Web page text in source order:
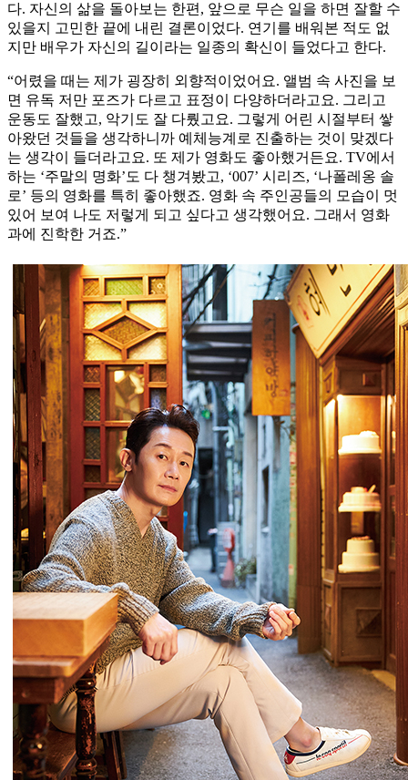
다. 자신의 삶을 돌아보는 한편, 앞으로 무슨 일을 하면 잘할 수
있을지 고민한 끝에 내린 결론이었다. 연기를 배워본 적도 없
지만 배우가 자신의 길이라는 일종의 확신이 들었다고 한다.
“어렸을 때는 제가 굉장히 외향적이었어요. 앨범 속 사진을 보
면 유독 저만 포즈가 다르고 표정이 다양하더라고요. 그리고
운동도 잘했고, 악기도 잘 다뤘고요. 그렇게 어린 시절부터 쌓
아왔던 것들을 생각하니까 예체능계로 진출하는 것이 맞겠다
는 생각이 들더라고요. 또 제가 영화도 좋아했거든요. TV에서
하는 ‘주말의 명화’도 다 챙겨봤고, ‘007’ 시리즈, ‘나폴레옹 솔
로’ 등의 영화를 특히 좋아했죠. 영화 속 주인공들의 모습이 멋
있어 보여 나도 저렇게 되고 싶다고 생각했어요. 그래서 영화
과에 진학한 거죠.”